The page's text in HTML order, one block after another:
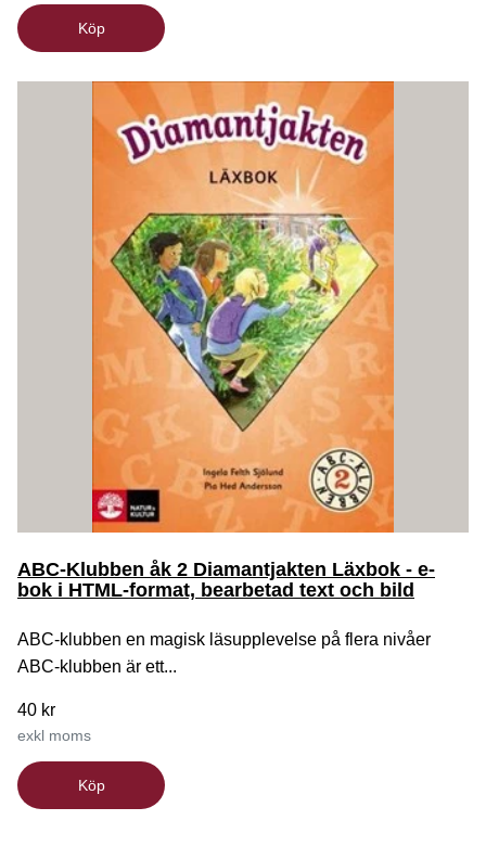
Köp
ABC-Klubben åk 2 Diamantjakten Läxbok - e-
bok i HTML-format, bearbetad text och bild
ABC-klubben en magisk läsupplevelse på flera nivåer
ABC-klubben är ett...
40 kr
exkl moms
Köp